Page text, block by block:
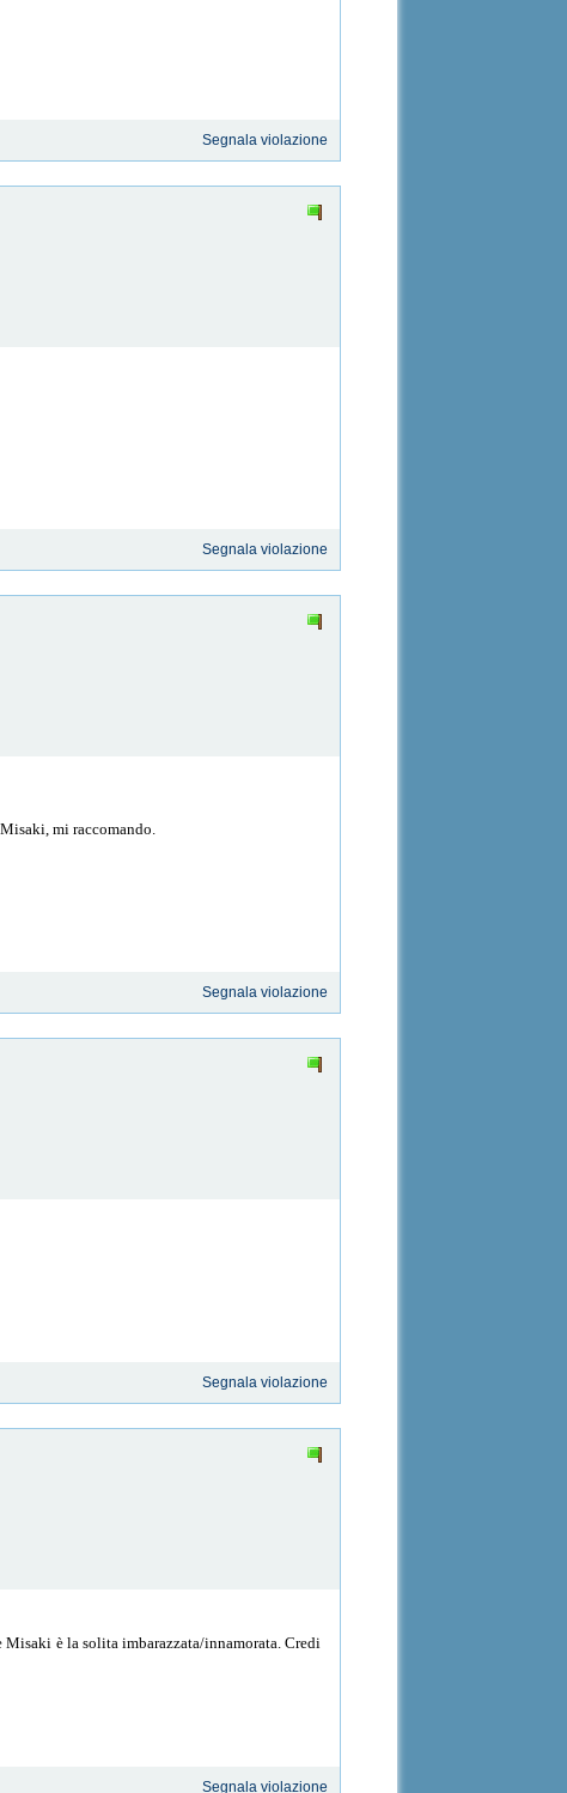
Segnala violazione
Segnala violazione
mi raccomando.
Segnala violazione
Segnala violazione
è la solita imbarazzata/innamorata. Credi
Segnala violazione